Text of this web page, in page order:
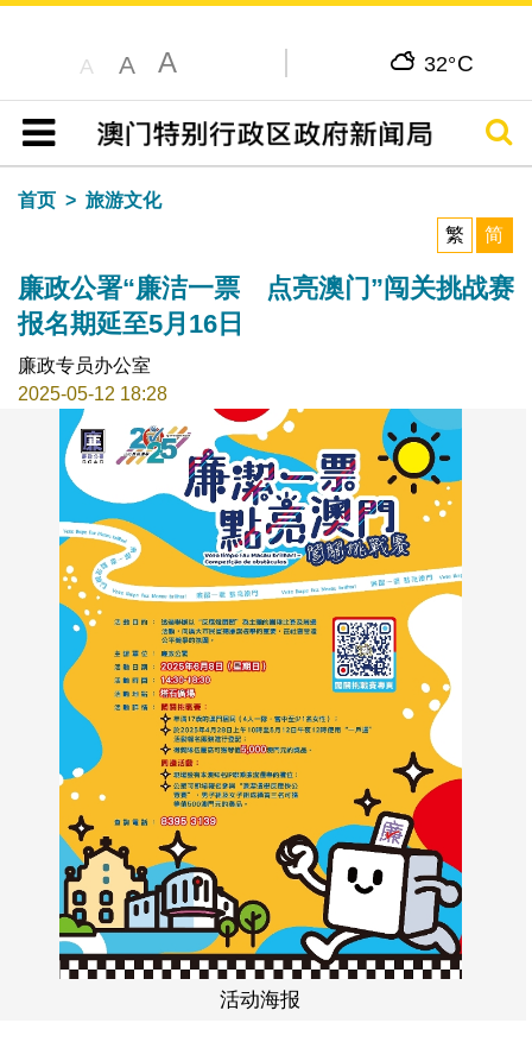
A A A 32°C
目录
搜寻
首页
旅游文化
繁
简
廉政公署“廉洁一票 点亮澳门”闯关挑战赛
报名期延至5月16日
廉政专员办公室
2025-05-12 18:28
活动海报